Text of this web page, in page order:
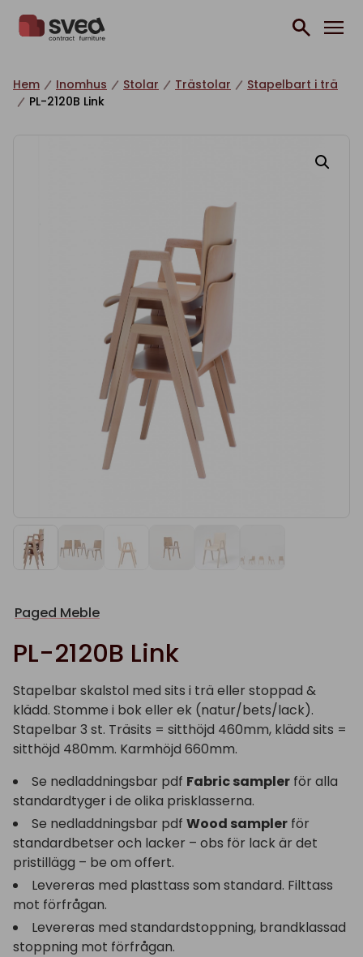
Hem Inomhus Stolar Trästolar
Stapelbart i trä
PL-2120B Link
Paged Meble
PL-2120B Link
Stapelbar skalstol med sits i trä eller stoppad &
klädd. Stomme i bok eller ek (natur/bets/lack).
Stapelbar 3 st. Träsits = sitthöjd 460mm, klädd sits =
sitthöjd 480mm. Karmhöjd 660mm.
Se nedladdningsbar pdf Fabric sampler för alla
standardtyger i de olika prisklasserna.
Se nedladdningsbar pdf Wood sampler för
standardbetser och lacker – obs för lack är det
pristillägg – be om offert.
Levereras med plasttass som standard. Filttass
mot förfrågan.
Levereras med standardstoppning, brandklassad
stoppning mot förfrågan.